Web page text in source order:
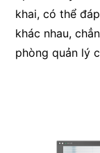
khai, có thể
khác nhau,
phòng quản lý